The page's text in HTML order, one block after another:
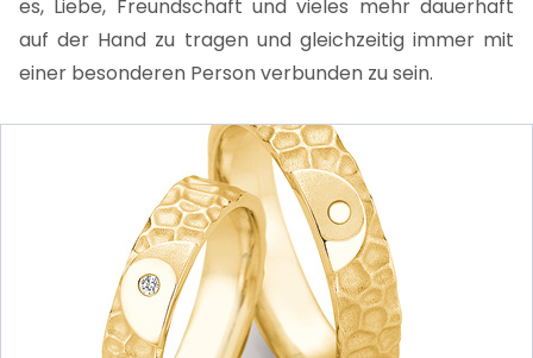
es, Liebe, Freundschaft und vieles mehr dauerhaft
auf der Hand zu tragen und gleichzeitig immer mit
einer besonderen Person verbunden zu sein.